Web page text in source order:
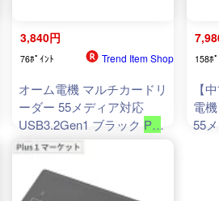
3,840円
76ﾎﾟｲﾝﾄ Trend Item Shop
オーム電機 マルチカードリ
ーダー 55メディア対応
USB3.2Gen1 ブラック PC-
SCRWU304 -K01-3971
158ﾎ
【
電
55